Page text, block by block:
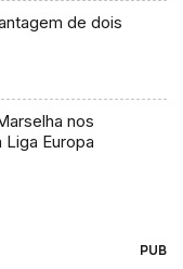
de dois
nos
Europa
PUB